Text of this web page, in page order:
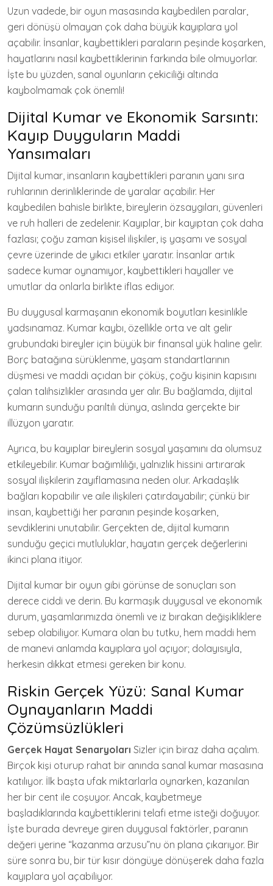
Uzun vadede, bir oyun masasında kaybedilen paralar,
geri dönüşü olmayan çok daha büyük kayıplara yol
açabilir. İnsanlar, kaybettikleri paraların peşinde koşarken,
hayatlarını nasıl kaybettiklerinin farkında bile olmuyorlar.
İşte bu yüzden, sanal oyunların çekiciliği altında
kaybolmamak çok önemli!
Dijital Kumar ve Ekonomik Sarsıntı:
Kayıp Duyguların Maddi
Yansımaları
Dijital kumar, insanların kaybettikleri paranın yanı sıra
ruhlarının derinliklerinde de yaralar açabilir. Her
kaybedilen bahisle birlikte, bireylerin özsaygıları, güvenleri
ve ruh halleri de zedelenir. Kayıplar, bir kayıptan çok daha
fazlası; çoğu zaman kişisel ilişkiler, iş yaşamı ve sosyal
çevre üzerinde de yıkıcı etkiler yaratır. İnsanlar artık
sadece kumar oynamıyor, kaybettikleri hayaller ve
umutlar da onlarla birlikte iflas ediyor.
Bu duygusal karmaşanın ekonomik boyutları kesinlikle
yadsınamaz. Kumar kaybı, özellikle orta ve alt gelir
grubundaki bireyler için büyük bir finansal yük haline gelir.
Borç batağına sürüklenme, yaşam standartlarının
düşmesi ve maddi açıdan bir çöküş, çoğu kişinin kapısını
çalan talihsizlikler arasında yer alır. Bu bağlamda, dijital
kumarın sunduğu parıltılı dünya, aslında gerçekte bir
illüzyon yaratır.
Ayrıca, bu kayıplar bireylerin sosyal yaşamını da olumsuz
etkileyebilir. Kumar bağımlılığı, yalnızlık hissini artırarak
sosyal ilişkilerin zayıflamasına neden olur. Arkadaşlık
bağları kopabilir ve aile ilişkileri çatırdayabilir; çünkü bir
insan, kaybettiği her paranın peşinde koşarken,
sevdiklerini unutabilir. Gerçekten de, dijital kumarın
sunduğu geçici mutluluklar, hayatın gerçek değerlerini
ikinci plana itiyor.
Dijital kumar bir oyun gibi görünse de sonuçları son
derece ciddi ve derin. Bu karmaşık duygusal ve ekonomik
durum, yaşamlarımızda önemli ve iz bırakan değişikliklere
sebep olabiliyor. Kumara olan bu tutku, hem maddi hem
de manevi anlamda kayıplara yol açıyor; dolayısıyla,
herkesin dikkat etmesi gereken bir konu.
Riskin Gerçek Yüzü: Sanal Kumar
Oynayanların Maddi
Çözümsüzlükleri
Gerçek Hayat Senaryoları Sizler için biraz daha açalım.
Birçok kişi oturup rahat bir anında sanal kumar masasına
katılıyor. İlk başta ufak miktarlarla oynarken, kazanılan
her bir cent ile coşuyor. Ancak, kaybetmeye
başladıklarında kaybettiklerini telafi etme isteği doğuyor.
İşte burada devreye giren duygusal faktörler, paranın
değeri yerine “kazanma arzusu”nu ön plana çıkarıyor. Bir
süre sonra bu, bir tür kısır döngüye dönüşerek daha fazla
kayıplara yol açabiliyor.